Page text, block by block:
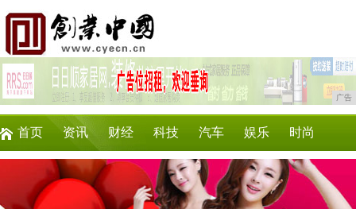
广告
首页 资讯 财经 科技 汽车 娱乐 时尚
游戏 美食 商讯 消费 购物